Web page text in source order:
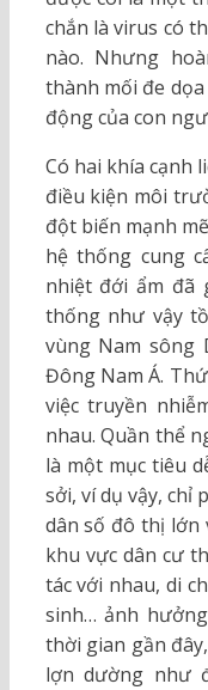
chắn là virus có
nào. Nhưng
thành mối đe
động của con
Có hai khía cạnh
điều kiện môi
đột biến mạnh
hệ thống cung
nhiệt đới ẩm đã
thống như vậy
vùng Nam sông
Đông Nam Á.
việc truyền
nhau. Quần thể
là một mục tiêu
sởi, ví dụ vậy, chỉ
dân số đô thị lớn
khu vực dân cư
tác với nhau, di
sinh… ảnh
thời gian gần đây,
lợn dường như